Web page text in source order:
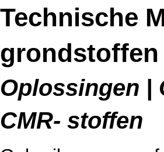
Technische
Oplossingen |
CMR- stoffen